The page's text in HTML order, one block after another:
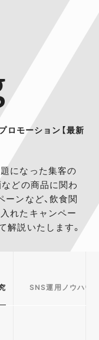
ロモーション【最新
になった集客の
どの商品に関わ
ンなど、飲食関
れたキャンペー
解説いたします。
SNS運用ノウハウ